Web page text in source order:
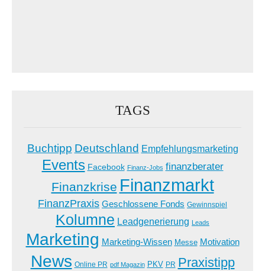
TAGS
Buchtipp Deutschland Empfehlungsmarketing
Events Facebook Finanz-Jobs finanzberater
Finanzkrise Finanzmarkt
FinanzPraxis Geschlossene Fonds Gewinnspiel
Kolumne Leadgenerierung Leads
Marketing Marketing-Wissen Messe Motivation
News Online PR pdf Magazin PKV PR Praxistipp